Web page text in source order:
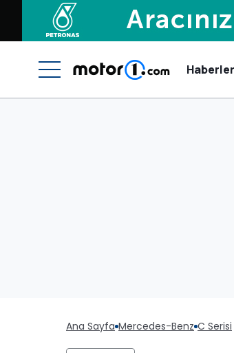
Haberler
Ana Sayfa Mercedes-Benz C Serisi